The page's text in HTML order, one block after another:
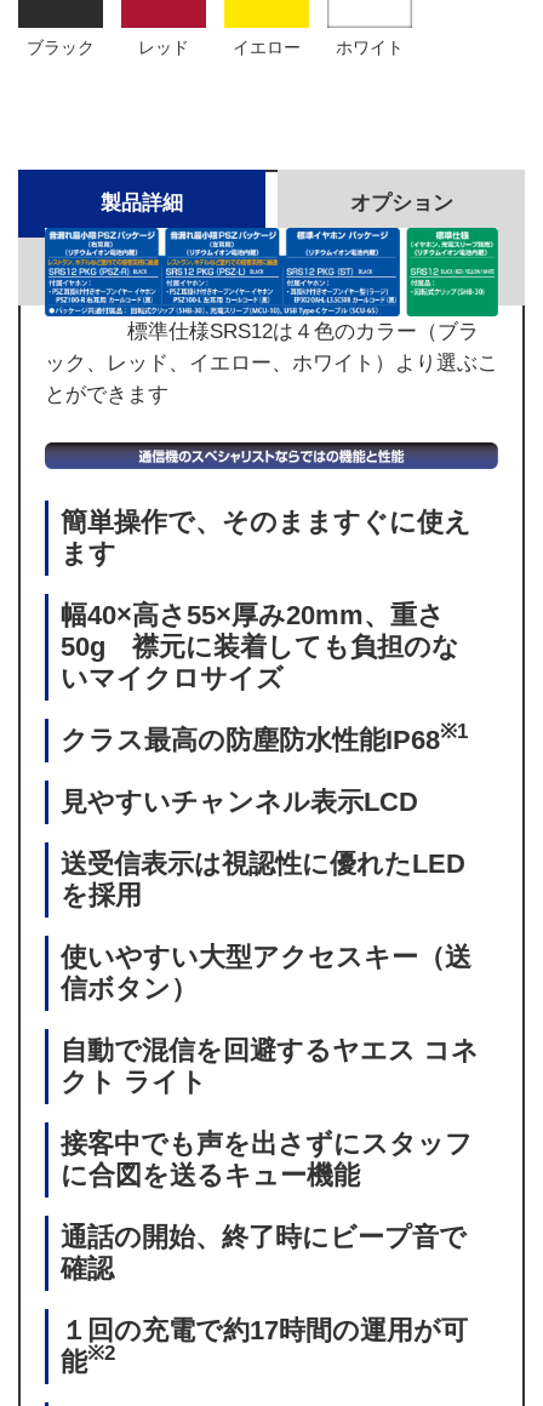
ブラック レッド イエロー ホワイト
製品詳細 オプション
仕様・外形寸法 ダウンロード
標準仕様SRS12は４色のカラー（ブラ
ック、レッド、イエロー、ホワイト）より選ぶこ
とができます
簡単操作で、そのまますぐに使え
ます
幅40×高さ55×厚み20mm、重さ
50g 襟元に装着しても負担のな
いマイクロサイズ
クラス最高の防塵防水性能IP68※1
見やすいチャンネル表示LCD
送受信表示は視認性に優れたLED
を採用
使いやすい大型アクセスキー（送
信ボタン）
自動で混信を回避するヤエス コネ
クト ライト
接客中でも声を出さずにスタッフ
に合図を送るキュー機能
通話の開始、終了時にビープ音で
確認
１回の充電で約17時間の運用が可
能※2